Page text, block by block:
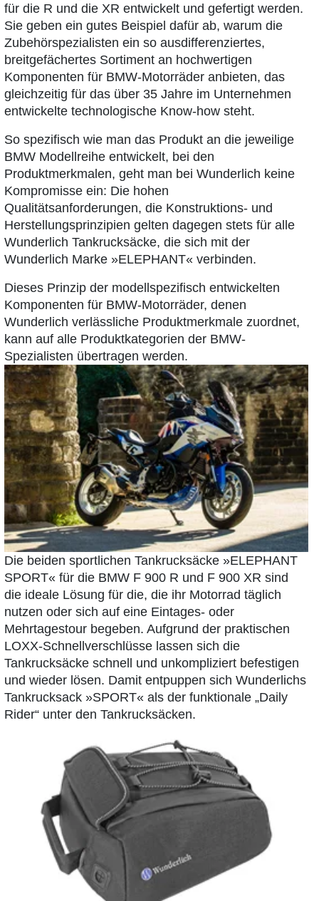
für die R und die XR entwickelt und gefertigt werden.
Sie geben ein gutes Beispiel dafür ab, warum die
Zubehörspezialisten ein so ausdifferenziertes,
breitgefächertes Sortiment an hochwertigen
Komponenten für BMW-Motorräder anbieten, das
gleichzeitig für das über 35 Jahre im Unternehmen
entwickelte technologische Know-how steht.
So spezifisch wie man das Produkt an die jeweilige
BMW Modellreihe entwickelt, bei den
Produktmerkmalen, geht man bei Wunderlich keine
Kompromisse ein: Die hohen
Qualitätsanforderungen, die Konstruktions- und
Herstellungsprinzipien gelten dagegen stets für alle
Wunderlich Tankrucksäcke, die sich mit der
Wunderlich Marke »ELEPHANT« verbinden.
Dieses Prinzip der modellspezifisch entwickelten
Komponenten für BMW-Motorräder, denen
Wunderlich verlässliche Produktmerkmale zuordnet,
kann auf alle Produktkategorien der BMW-
Spezialisten übertragen werden.
Die beiden sportlichen Tankrucksäcke »ELEPHANT
SPORT« für die BMW F 900 R und F 900 XR sind
die ideale Lösung für die, die ihr Motorrad täglich
nutzen oder sich auf eine Eintages- oder
Mehrtagestour begeben. Aufgrund der praktischen
LOXX-Schnellverschlüsse lassen sich die
Tankrucksäcke schnell und unkompliziert befestigen
und wieder lösen. Damit entpuppen sich Wunderlichs
Tankrucksack »SPORT« als der funktionale „Daily
Rider“ unter den Tankrucksäcken.